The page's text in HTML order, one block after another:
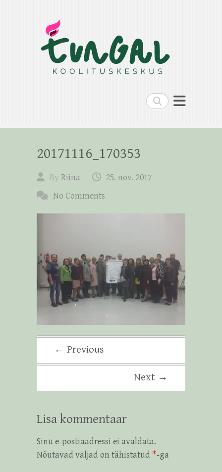
Search
20171116_170353
By Riina
25. nov. 2017
No Comments
← Previous
Next →
Lisa kommentaar
Sinu e-postiaadressi ei avaldata.
Nõutavad väljad on tähistatud *-ga